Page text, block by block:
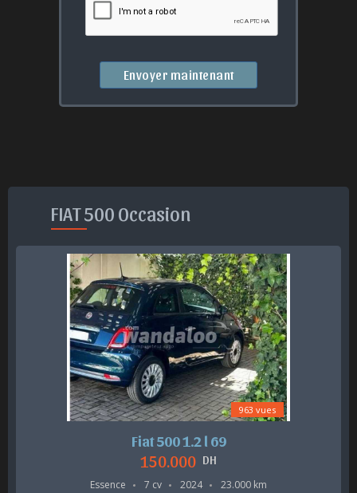
Envoyer maintenant
FIAT 500 Occasion
963 vues
Fiat 500 1.2 l 69
150.000 DH
Essence 7 cv 2024 23.000 km